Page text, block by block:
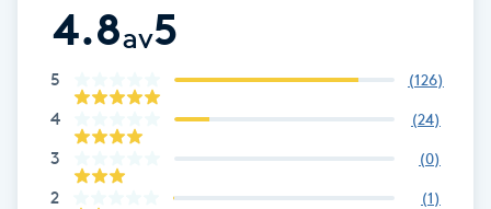
Extensions
Extensions borttagning
Eyeliner-tatuering
4.8av5
5 (126)
4 (24)
3 (0)
2 (1)